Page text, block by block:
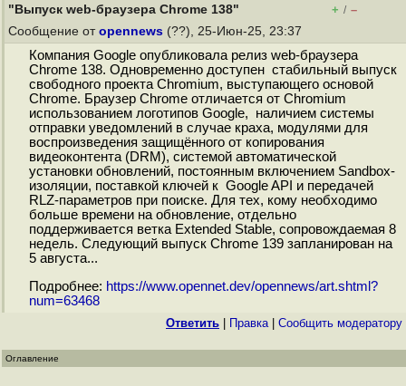
"Выпуск web-браузера Chrome 138" + / –
Сообщение от opennews (??), 25-Июн-25, 23:37
Компания Google опубликовала релиз web-браузера
Chrome 138. Одновременно доступен стабильный выпуск
свободного проекта Chromium, выступающего основой
Chrome. Браузер Chrome отличается от Chromium
использованием логотипов Google, наличием системы
отправки уведомлений в случае краха, модулями для
воспроизведения защищённого от копирования
видеоконтента (DRM), системой автоматической
установки обновлений, постоянным включением Sandbox-
изоляции, поставкой ключей к Google API и передачей
RLZ-параметров при поиске. Для тех, кому необходимо
больше времени на обновление, отдельно
поддерживается ветка Extended Stable, сопровождаемая 8
недель. Следующий выпуск Chrome 139 запланирован на
5 августа...
Подробнее: https://www.opennet.dev/opennews/art.shtml?
num=63468
Ответить Правка| Cообщить модератору
Оглавление